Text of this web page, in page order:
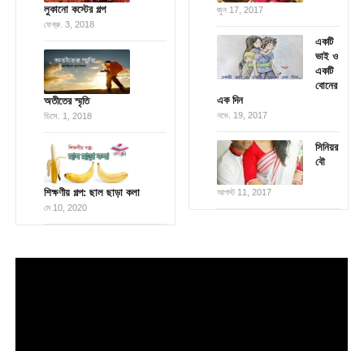
লুকানো কস্টের গল্প
ফেব্রু. 3, 2018
অতীতের স্মৃতি
ডিসে. 1, 2018
শিক্ষণীয় গল্প: ছাল ছাড়া কলা
মে 10, 2020
জুন 17, 2017
একটি
ভাই ও
একটি
বোনের
এক দিন
নভে. 19, 2017
সিনিয়র
বৌ
আগস্ট 11, 2017